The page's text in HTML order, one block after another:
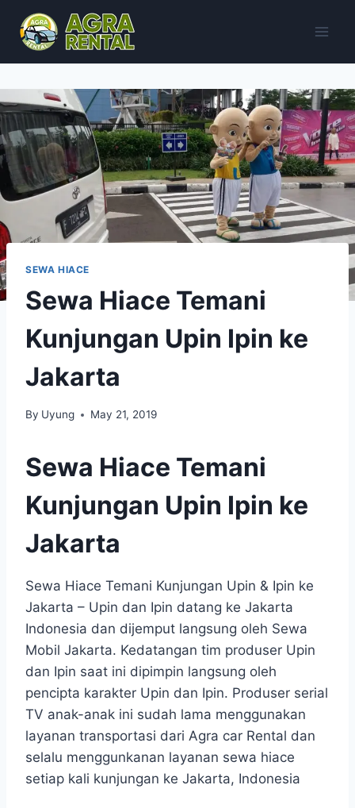
content
SEWA HIACE
Sewa Hiace Temani
Kunjungan Upin Ipin ke
Jakarta
By Uyung May 21, 2019
Sewa Hiace Temani
Kunjungan Upin Ipin ke
Jakarta
Sewa Hiace Temani Kunjungan Upin & Ipin ke
Jakarta – Upin dan Ipin datang ke Jakarta
Indonesia dan dijemput langsung oleh Sewa
Mobil Jakarta. Kedatangan tim produser Upin
dan Ipin saat ini dipimpin langsung oleh
pencipta karakter Upin dan Ipin. Produser serial
TV anak-anak ini sudah lama menggunakan
layanan transportasi dari Agra car Rental dan
selalu menggunkanan layanan sewa hiace
setiap kali kunjungan ke Jakarta, Indonesia